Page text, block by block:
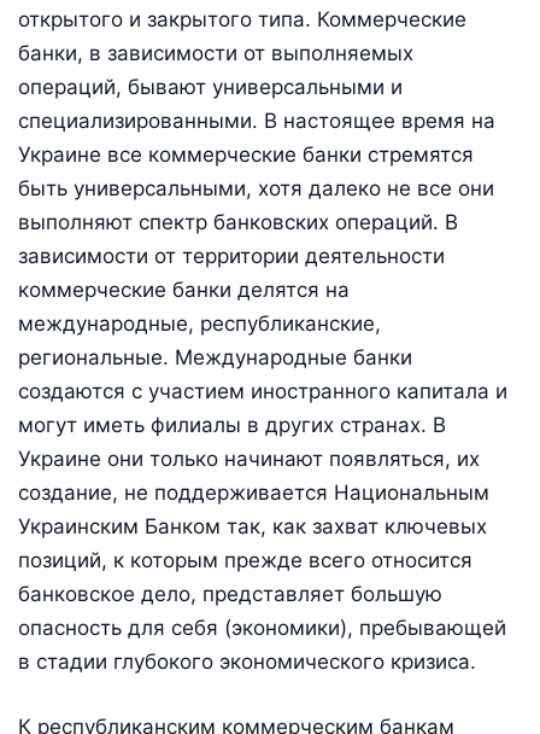
открытого и закрытого типа. Коммерческие
банки, в зависимости от выполняемых
операций, бывают универсальными и
специализированными. В настоящее время на
Украине все коммерческие банки стремятся
быть универсальными, хотя далеко не все они
выполняют спектр банковских операций. В
зависимости от территории деятельности
коммерческие банки делятся на
международные, республиканские,
региональные. Международные банки
создаются с участием иностранного капитала и
могут иметь филиалы в других странах. В
Украине они только начинают появляться, их
создание, не поддерживается Национальным
Украинским Банком так, как захват ключевых
позиций, к которым прежде всего относится
банковское дело, представляет большую
опасность для себя (экономики), пребывающей
в стадии глубокого экономического кризиса.
К республиканским коммерческим банкам